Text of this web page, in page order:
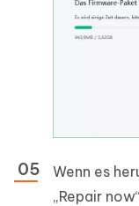
Wenn es
„Repair